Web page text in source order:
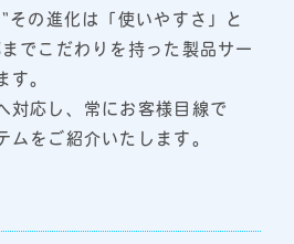
その進化は「使いやすさ」と
でこだわりを持った製品サー
す。
対応し、常にお客様目線で
ムをご紹介いたします。